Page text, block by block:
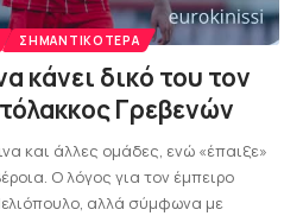
ΣΗΜΑΝΤΙΚΌΤΕΡΑ
κάνει δικό του τον
Γρεβενών
και άλλες ομάδες, ενώ «έπαιξε»
Ο λόγος για τον έμπειρο
αλλά σύμφωνα με